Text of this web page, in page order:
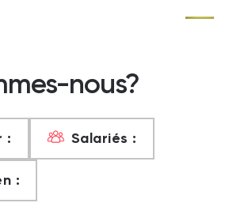
nous?
: Salariés :
: